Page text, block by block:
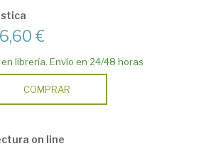
€
librería. Envío en 24/48 horas
COMPRAR
on line